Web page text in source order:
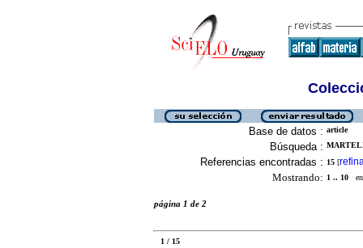
Base de datos : article
Búsqueda :
Referencias encontradas : 15 [
Mostrando: 1 .. 10 en
página 1 de 2
1 / 15